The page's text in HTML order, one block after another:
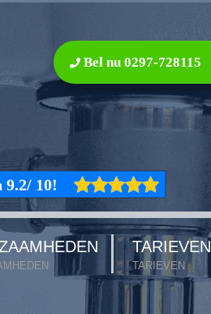
Bel nu 0297-728115
TARIEVEN
TARIEVEN